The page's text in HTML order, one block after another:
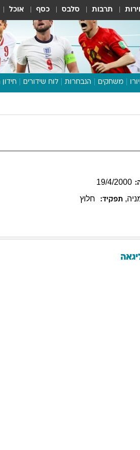
תרבות סלבס כסף אוכל
משחקים הנבחרות לוח שידורים חידון
19/4/2000
, תפקיד: חלוץ